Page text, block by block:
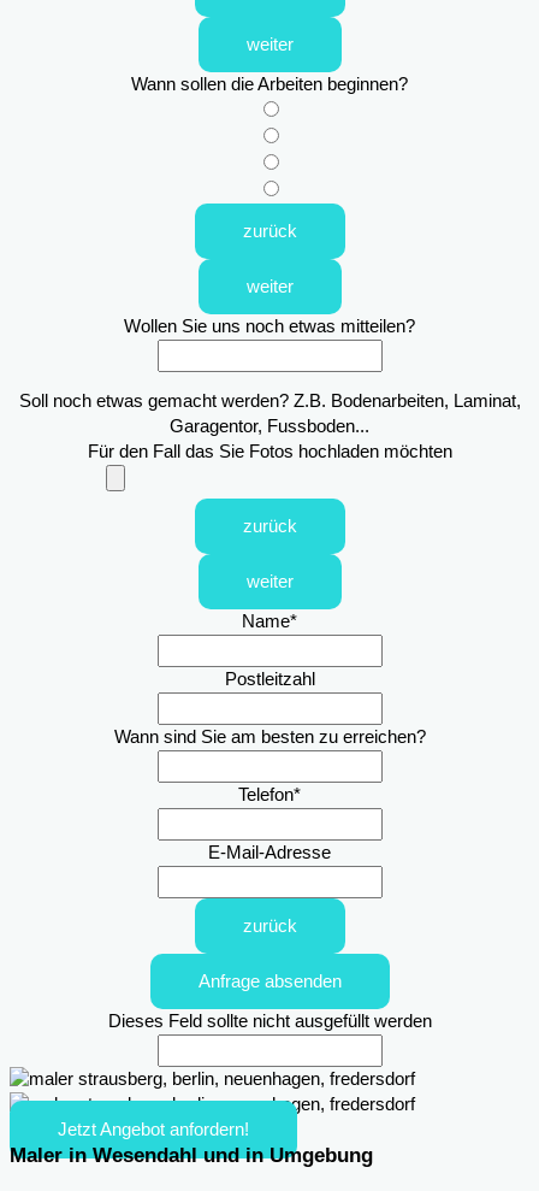
weiter
Wann sollen die Arbeiten beginnen?
zurück
weiter
Wollen Sie uns noch etwas mitteilen?
Soll noch etwas gemacht werden? Z.B. Bodenarbeiten, Laminat,
Garagentor, Fussboden...
Für den Fall das Sie Fotos hochladen möchten
zurück
weiter
Name*
Postleitzahl
Wann sind Sie am besten zu erreichen?
Telefon*
E-Mail-Adresse
zurück
Anfrage absenden
Dieses Feld sollte nicht ausgefüllt werden
Jetzt Angebot anfordern!
Maler in Wesendahl und in Umgebung